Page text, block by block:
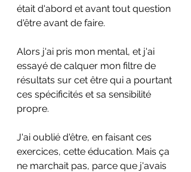
était d'abord et avant tout question
d'être avant de faire.
Alors j'ai pris mon mental, et j'ai
essayé de calquer mon filtre de
résultats sur cet être qui a pourtant
ces spécificités et sa sensibilité
propre.
J'ai oublié d'être, en faisant ces
exercices, cette éducation. Mais ça
ne marchait pas, parce que j'avais